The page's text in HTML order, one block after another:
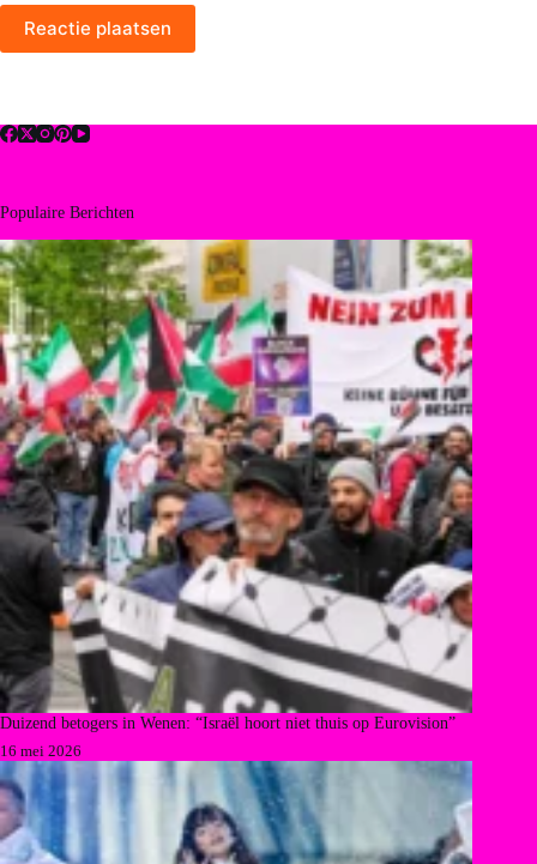
Reactie plaatsen
Populaire Berichten
Duizend betogers in Wenen: “Israël hoort niet thuis op Eurovision”
16 mei 2026